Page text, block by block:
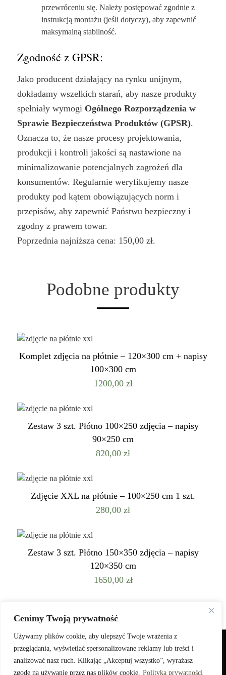
Cenimy Twoją prywatność
Używamy plików cookie, aby ulepszyć Twoje wrażenia z
przeglądania, wyświetlać spersonalizowane reklamy lub treści i
analizować nasz ruch. Klikając „Akceptuj wszystko”, wyrażasz
zgodę na używanie przez nas plików cookie. Polityka prywatności
przewróceniu się. Należy postępować zgodnie z
instrukcją montażu (jeśli dotyczy), aby zapewnić
maksymalną stabilność.
Zgodność z GPSR:
Jako producent działający na rynku unijnym,
dokładamy wszelkich starań, aby nasze produkty
spełniały wymogi Ogólnego Rozporządzenia w
Sprawie Bezpieczeństwa Produktów (GPSR).
Oznacza to, że nasze procesy projektowania,
produkcji i kontroli jakości są nastawione na
minimalizowanie potencjalnych zagrożeń dla
konsumentów. Regularnie weryfikujemy nasze
produkty pod kątem obowiązujących norm i
przepisów, aby zapewnić Państwu bezpieczny i
zgodny z prawem towar.
Poprzednia najniższa cena: 150,00 zł.
Podobne produkty
Komplet zdjęcia na płótnie – 120×300 cm + napisy
100×300 cm
1200,00 zł
Zestaw 3 szt. Płótno 100×250 zdjęcia – napisy
90×250 cm
820,00 zł
Zdjęcie XXL na płótnie – 100×250 cm 1 szt.
280,00 zł
Zestaw 3 szt. Płótno 150×350 zdjęcia – napisy
120×350 cm
1650,00 zł
© Copyright 2025 Bella Busta.Polityka prywatności